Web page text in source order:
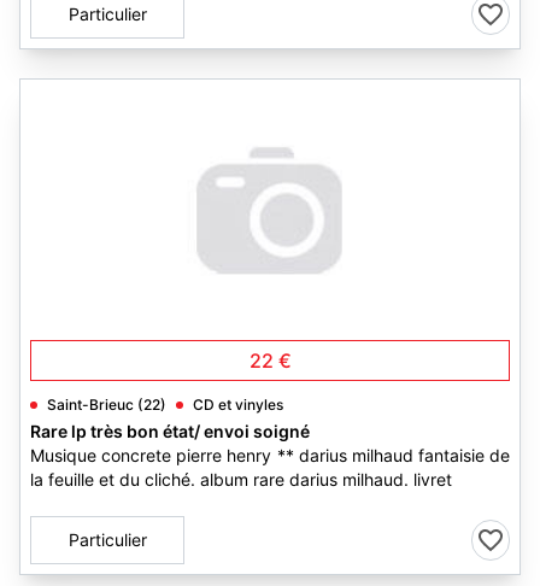
Particulier
22 €
Saint-Brieuc (22) CD et vinyles
Rare lp très bon état/ envoi soigné
Musique concrete pierre henry ** darius milhaud fantaisie de
la feuille et du cliché. album rare darius milhaud. livret
Particulier